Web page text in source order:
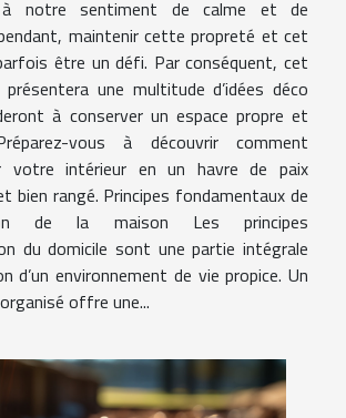
à notre sentiment de calme et de
maintenir cette propreté et cet
être un défi. Par conséquent, cet
une multitude d’idées déco
à conserver un espace propre et
vous à découvrir comment
votre intérieur en un havre de paix
bien rangé. Principes fondamentaux de
de la maison Les principes
du domicile sont une partie intégrale
d’un environnement de vie propice. Un
offre une...